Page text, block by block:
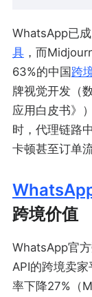
WhatsApp已
具，而
63%的中国跨
牌视觉开发（
应用白皮书》
时，代理链路
卡顿甚至订单流
跨境价值
WhatsApp官
API的跨境卖
率下降27%（